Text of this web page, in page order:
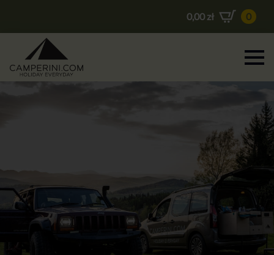
0,00 zł 0